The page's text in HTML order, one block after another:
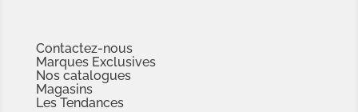
Contactez-nous
Marques Exclusives
Nos catalogues
Magasins
Les Tendances